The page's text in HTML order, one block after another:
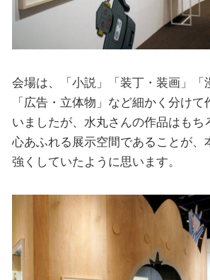
会場は、「小説」「装丁・装画」「
「広告・立体物」など細かく分け
いましたが、水丸さんの作品はもち
心あふれる展示空間であることが、
強くしていたように思います。